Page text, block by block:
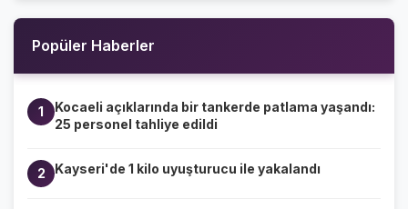
Popüler Haberler
1
Kocaeli açıklarında bir tankerde patlama yaşandı:
25 personel tahliye edildi
2 Kayseri'de 1 kilo uyuşturucu ile yakalandı